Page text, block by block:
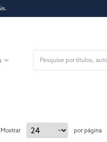
Mostrar por página